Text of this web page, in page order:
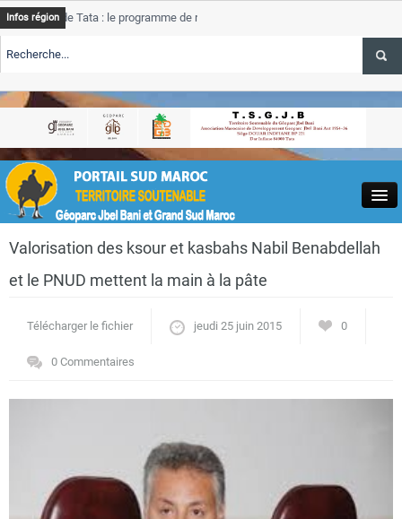
Close
Actualités
Tourisme
Infos région
de Tata : le programme de rehabilitation post-inondations
TSGJB Tourisme : l’ONMT renforce l’aerien a Dakhla et
Tata
TSGJB Tourisme au Maroc : Transavia renforce les vols Paris-
Valorisation des ksour et kasbahs Nabil Benabdellah
et le PNUD mettent la main à la pâte
Télécharger le fichier jeudi 25 juin 2015 0
0 Commentaires